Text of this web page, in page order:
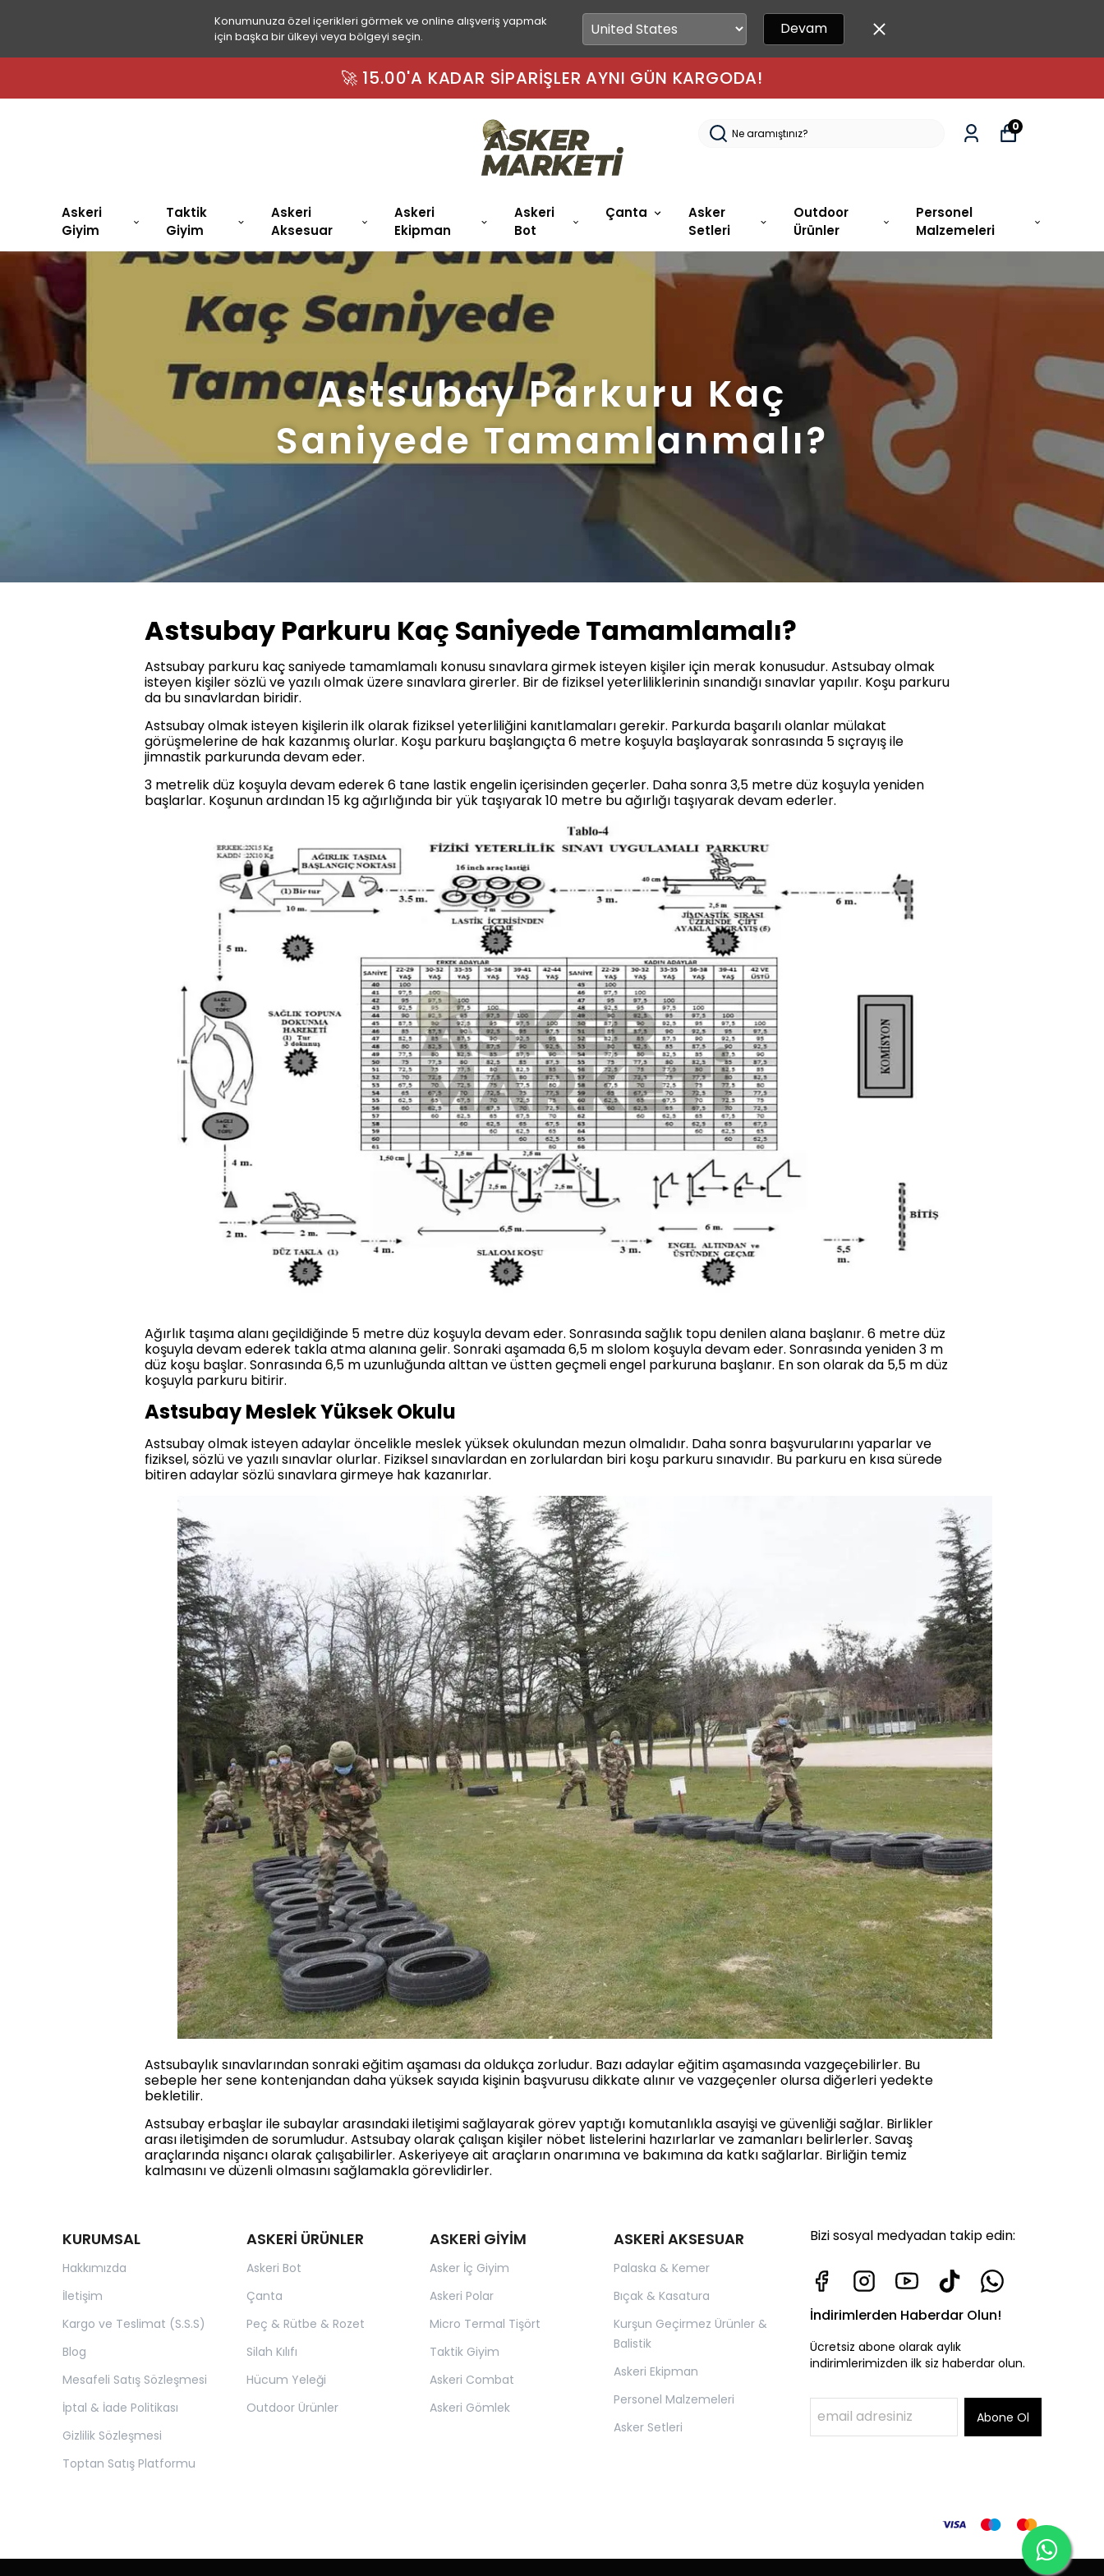
Konumunuza özel içerikleri görmek ve online alışveriş yapmak
için başka bir ülkeyi veya bölgeyi seçin.
Devam
🚚 2.000 TL ÜZERI ÜCRETSIZ KARGO!
Askeri
Giyim
Taktik
Giyim
Askeri
Aksesuar
Askeri
Ekipman
Askeri
Bot
Çanta
Asker
Setleri
Outdoor
Ürünler
Personel
Malzemeleri
0
Astsubay Parkuru Kaç
Saniyede Tamamlanmalı?
Astsubay Parkuru Kaç Saniyede Tamamlamalı?
Astsubay parkuru kaç saniyede tamamlamalı konusu sınavlara girmek isteyen kişiler için merak konusudur. Astsubay olmak
isteyen kişiler sözlü ve yazılı olmak üzere sınavlara girerler. Bir de fiziksel yeterliliklerinin sınandığı sınavlar yapılır. Koşu parkuru
da bu sınavlardan biridir.
Astsubay olmak isteyen kişilerin ilk olarak fiziksel yeterliliğini kanıtlamaları gerekir. Parkurda başarılı olanlar mülakat
görüşmelerine de hak kazanmış olurlar. Koşu parkuru başlangıçta 6 metre koşuyla başlayarak sonrasında 5 sıçrayış ile
jimnastik parkurunda devam eder.
3 metrelik düz koşuyla devam ederek 6 tane lastik engelin içerisinden geçerler. Daha sonra 3,5 metre düz koşuyla yeniden
başlarlar. Koşunun ardından 15 kg ağırlığında bir yük taşıyarak 10 metre bu ağırlığı taşıyarak devam ederler.
Ağırlık taşıma alanı geçildiğinde 5 metre düz koşuyla devam eder. Sonrasında sağlık topu denilen alana başlanır. 6 metre düz
koşuyla devam ederek takla atma alanına gelir. Sonraki aşamada 6,5 m slolom koşuyla devam eder. Sonrasında yeniden 3 m
düz koşu başlar. Sonrasında 6,5 m uzunluğunda alttan ve üstten geçmeli engel parkuruna başlanır. En son olarak da 5,5 m düz
koşuyla parkuru bitirir.
Astsubay Meslek Yüksek Okulu
Astsubay olmak isteyen adaylar öncelikle meslek yüksek okulundan mezun olmalıdır. Daha sonra başvurularını yaparlar ve
fiziksel, sözlü ve yazılı sınavlar olurlar. Fiziksel sınavlardan en zorlulardan biri koşu parkuru sınavıdır. Bu parkuru en kısa sürede
bitiren adaylar sözlü sınavlara girmeye hak kazanırlar.
Astsubaylık sınavlarından sonraki eğitim aşaması da oldukça zorludur. Bazı adaylar eğitim aşamasında vazgeçebilirler. Bu
sebeple her sene kontenjandan daha yüksek sayıda kişinin başvurusu dikkate alınır ve vazgeçenler olursa diğerleri yedekte
bekletilir.
Astsubay erbaşlar ile subaylar arasındaki iletişimi sağlayarak görev yaptığı komutanlıkla asayişi ve güvenliği sağlar. Birlikler
arası iletişimden de sorumludur. Astsubay olarak çalışan kişiler nöbet listelerini hazırlarlar ve zamanları belirlerler. Savaş
araçlarında nişancı olarak çalışabilirler. Askeriyeye ait araçların onarımına ve bakımına da katkı sağlarlar. Birliğin temiz
kalmasını ve düzenli olmasını sağlamakla görevlidirler.
KURUMSAL
Hakkımızda
İletişim
Kargo ve Teslimat (S.S.S)
Blog
Mesafeli Satış Sözleşmesi
İptal & İade Politikası
Gizlilik Sözleşmesi
Toptan Satış Platformu
ASKERİ ÜRÜNLER
Askeri Bot
Çanta
Peç & Rütbe & Rozet
Silah Kılıfı
Hücum Yeleği
Outdoor Ürünler
ASKERİ GİYİM
Asker İç Giyim
Askeri Polar
Micro Termal Tişört
Taktik Giyim
Askeri Combat
Askeri Gömlek
ASKERİ AKSESUAR
Palaska & Kemer
Bıçak & Kasatura
Kurşun Geçirmez Ürünler &
Balistik
Askeri Ekipman
Personel Malzemeleri
Asker Setleri
Bizi sosyal medyadan takip edin:
İndirimlerden Haberdar Olun!
Ücretsiz abone olarak aylık
indirimlerimizden ilk siz haberdar olun.
Abone Ol